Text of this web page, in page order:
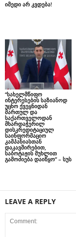
იმედი არ კვდება!
“სახელმწიფო
ინტერესების საზიანოდ
უცხო ქვეყნიდან
მართულ და
საქართველოდან
მხარდაჭერილ
დისკრედიტაციულ
საინფორმაციო
კამპანიასთან
დაკავშირებით,
საბოტაჟის მუხლით
გამოძიება დაიწყო” – სუს
LEAVE A REPLY